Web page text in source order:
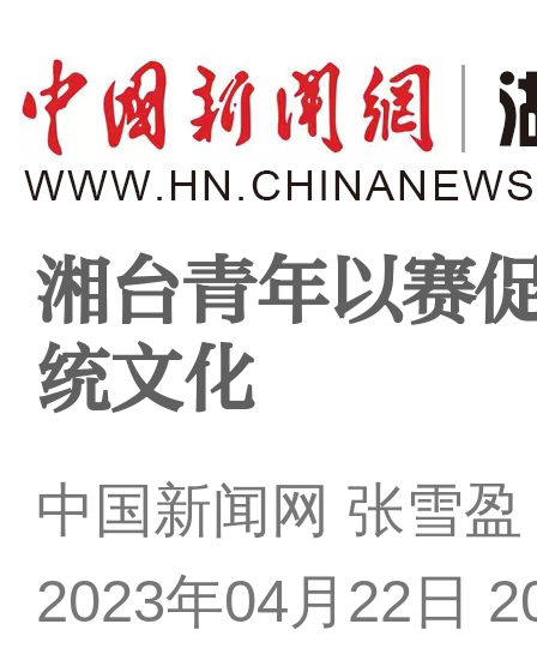
湘台青年以赛
统文化
中国新闻网 张雪盈
2023年04月22日